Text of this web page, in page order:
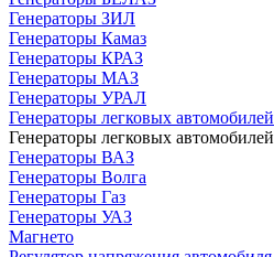
Генераторы ЗИЛ
Генераторы Камаз
Генераторы КРАЗ
Генераторы МАЗ
Генераторы УРАЛ
Генераторы легковых автомобилей
Генераторы легковых автомобилей
Генераторы ВАЗ
Генераторы Волга
Генераторы Газ
Генераторы УАЗ
Магнето